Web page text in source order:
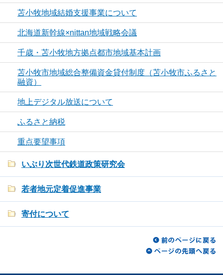
苫小牧地域結婚支援事業について
北海道新幹線×nittan地域戦略会議
千歳・苫小牧地方拠点都市地域基本計画
苫小牧市地域総合整備資金貸付制度（苫小牧市ふるさと
融資）
地上デジタル放送について
ふるさと納税
重点要望事項
いぶり次世代鉄道政策研究会
若者地元定着促進事業
寄付について